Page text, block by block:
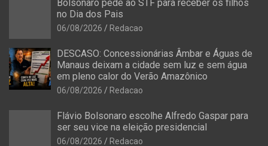
Bolsonaro pede ao STF para receber os filhos
no Dia dos Pais
06/08/2026 Redacao
DESCASO: Concessionárias Âmbar e Águas de
Manaus deixam a cidade sem luz e sem água
em pleno calor do Verão Amazônico
06/08/2026 Redacao
Flávio Bolsonaro escolhe Alfredo Gaspar para
ser seu vice na eleição presidencial
06/08/2026 Redacao